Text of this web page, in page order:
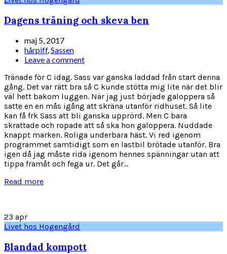
Dagens träning och skeva ben
maj 5, 2017
hårpiff,Sassen
Leave a comment
Tränade för C idag. Sass var ganska laddad från start denna
gång. Det var rätt bra så C kunde stötta mig lite när det blir
väl hett bakom luggen. När jag just började galoppera så
satte en en mås igång att skräna utanför ridhuset. Så lite
kan få frk Sass att bli ganska upprörd. Men C bara
skrattade och ropade att så ska hon galoppera. Nuddade
knappt marken. Roliga underbara häst. Vi red igenom
programmet samtidigt som en lastbil brötade utanför. Bra
igen då jag måste rida igenom hennes spänningar utan att
tippa framåt och fega ur. Det går...
Read more
23 apr
Livet hos Hogengård
Blandad kompott